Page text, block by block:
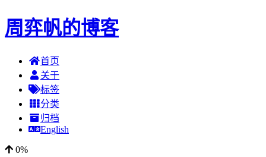
周弈帆的博客
首页
关于
标签
分类
归档
English
0%